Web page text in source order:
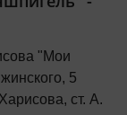
"Мои
5